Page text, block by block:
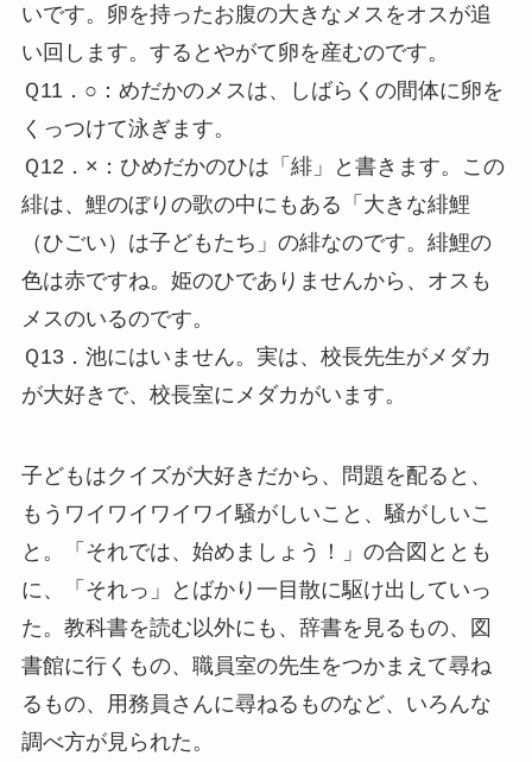
いです。卵を持ったお腹の大きなメスをオスが追
い回します。するとやがて卵を産むのです。
Ｑ11．○：めだかのメスは、しばらくの間体に卵を
くっつけて泳ぎます。
Ｑ12．×：ひめだかのひは「緋」と書きます。この
緋は、鯉のぼりの歌の中にもある「大きな緋鯉
（ひごい）は子どもたち」の緋なのです。緋鯉の
色は赤ですね。姫のひでありませんから、オスも
メスのいるのです。
Ｑ13．池にはいません。実は、校長先生がメダカ
が大好きで、校長室にメダカがいます。
子どもはクイズが大好きだから、問題を配ると、
もうワイワイワイワイ騒がしいこと、騒がしいこ
と。「それでは、始めましょう！」の合図ととも
に、「それっ」とばかり一目散に駆け出していっ
た。教科書を読む以外にも、辞書を見るもの、図
書館に行くもの、職員室の先生をつかまえて尋ね
るもの、用務員さんに尋ねるものなど、いろんな
調べ方が見られた。